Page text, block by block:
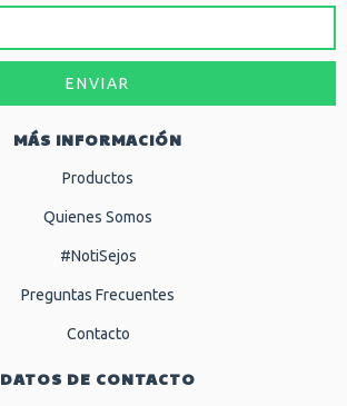
MÁS INFORMACIÓN
Productos
Quienes Somos
#NotiSejos
Preguntas Frecuentes
Contacto
DATOS DE CONTACTO